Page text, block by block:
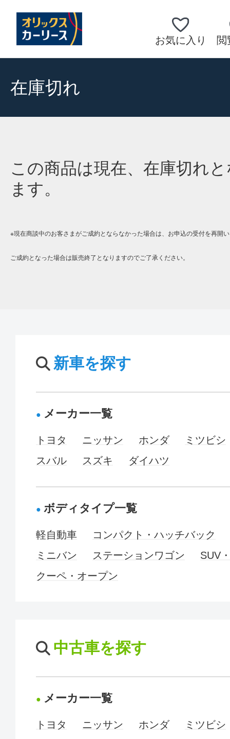
お気に入り 閲
在庫切れ
この商品は現在、在庫切れ
ます。
※現在商談中のお客さまがご成約とならなかった場合は、お申込の受付を再開
ご成約となった場合は販売終了となりますのでご了承ください。
新車を探す
メーカー一覧
トヨタ ニッサン ホンダ
ミツビシ
スバル
スズキ ダイハツ
ボディタイプ一覧
軽自動車
コンパクト・ハッチバック
ミニバン
ステーションワゴン
SUV
クーペ・オープン
中古車を探す
メーカー一覧
トヨタ ニッサン ホンダ
ミツビシ